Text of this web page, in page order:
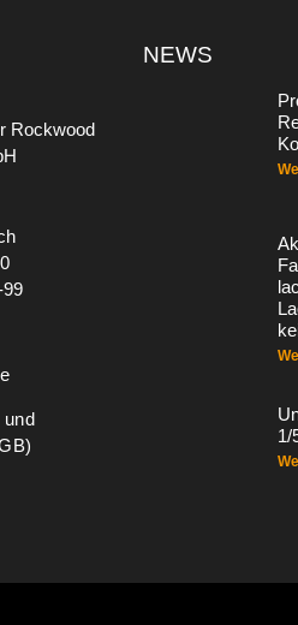
Rockwood
99
NEWS
1/